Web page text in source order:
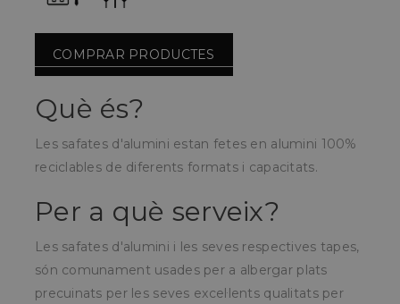
COMPRAR PRODUCTES
Què és?
Les safates d'alumini estan fetes en alumini 100%
reciclables de diferents formats i capacitats.
Per a què serveix?
Les safates d'alumini i les seves respectives tapes,
són comunament usades per a albergar plats
precuinats per les seves excel·lents qualitats per